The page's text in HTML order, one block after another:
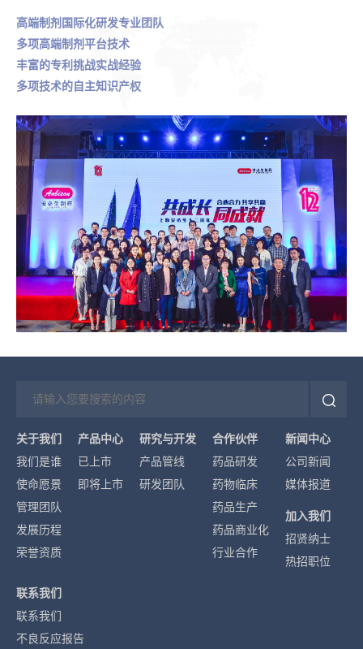
高端制剂国际化研发专业团队
多项高端制剂 平台技术
丰富的专利挑战实战经验
多项技术的自主知识产权
关于我们
我们是谁
使命愿景
管理团队
发展历程
荣誉资质
产品中心
已上市
即将上市
研究与开发
产品管线
研发团队
合作伙伴
药品研发
药物临床
药品生产
药品商业化
行业合作
新闻中心
公司新闻
媒体报道
加入我们
招贤纳士
热招职位
联系我们
联系我们
不良反应报告